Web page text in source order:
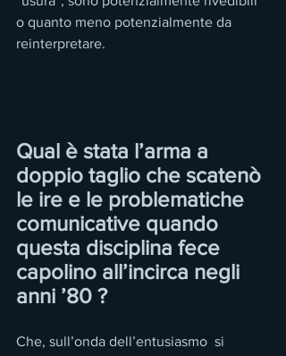
o quanto meno potenzialmente da
reinterpretare.
Qual è stata l’arma a
doppio taglio che scatenò
le ire e le problematiche
comunicative quando
questa disciplina fece
capolino all’incirca negli
anni ’80 ?
Che, sull’onda dell’entusiasmo  si